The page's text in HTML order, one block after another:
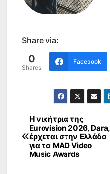
Share via:
0
Shares
Facebook
Πλοήγηση
άρθρων
Η νικήτρια της
Eurovision 2026, Dara,
έρχεται στην Ελλάδα
για τα MAD Video
Music Awards